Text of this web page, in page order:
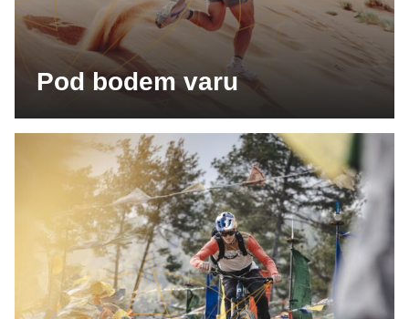
Pod bodem varu